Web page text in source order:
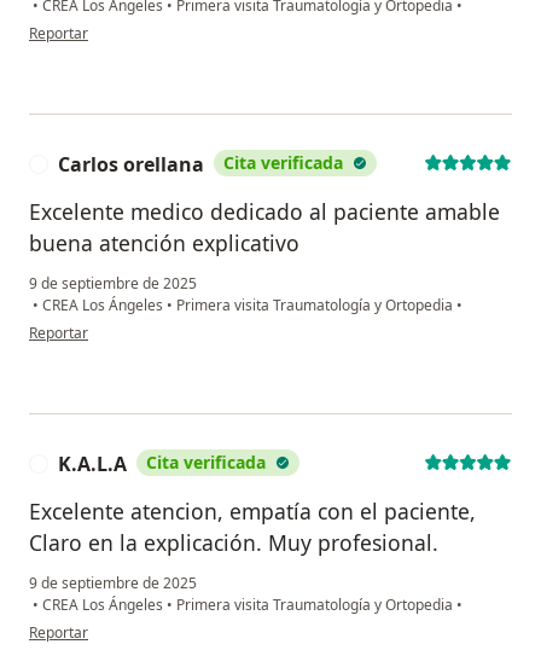
• CREA Los Ángeles • Primera visita Traumatología y Ortopedia •
en opinión del usuario G.V.
Reportar
Carlos orellana Cita verificada
Excelente medico dedicado al paciente amable
buena atención explicativo
9 de septiembre de 2025
• CREA Los Ángeles • Primera visita Traumatología y Ortopedia •
en opinión del usuario Carlos orellana
Reportar
K.A.L.A Cita verificada
Excelente atencion, empatía con el paciente,
Claro en la explicación. Muy profesional.
9 de septiembre de 2025
• CREA Los Ángeles • Primera visita Traumatología y Ortopedia •
en opinión del usuario K.A.L.A
Reportar